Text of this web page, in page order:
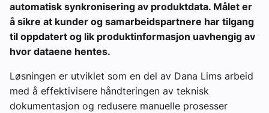
Aktuelle prosjekter
automatisk synkronisering av produktdata. Målet er
å sikre at kunder og samarbeidspartnere har tilgang
til oppdatert og lik produktinformasjon uavhengig av
hvor dataene hentes.
Løsningen er utviklet som en del av Dana Lims arbeid
med å effektivisere håndteringen av teknisk
dokumentasjon og redusere manuelle prosesser